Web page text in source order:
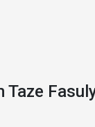
Taze